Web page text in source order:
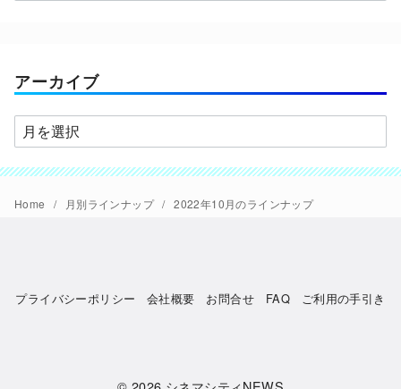
テ
ー
アーカイブ
ア
ー
カ
イ
Home 月別ラインナップ 2022年10月のラインナップ
プライバシーポリシー 会社概要 お問合せ FAQ ご利用の手引き